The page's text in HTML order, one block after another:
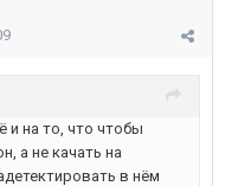
и на то, что чтобы
а не качать на
в нём